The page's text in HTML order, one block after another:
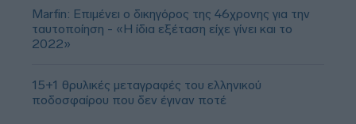
Marfin: Επιμένει ο δικηγόρος της 46χρονης για την
ταυτοποίηση - «Η ίδια εξέταση είχε γίνει και το
2022»
15+1 θρυλικές μεταγραφές του ελληνικού
ποδοσφαίρου που δεν έγιναν ποτέ